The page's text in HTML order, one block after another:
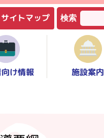
サイトマップ 検索
け情報 施設案内